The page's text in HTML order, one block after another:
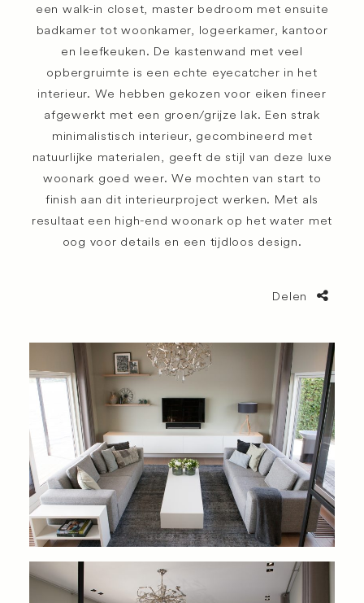
een walk-in closet, master bedroom met ensuite
badkamer tot woonkamer, logeerkamer, kantoor
en leefkeuken. De kastenwand met veel
opbergruimte is een echte eyecatcher in het
interieur. We hebben gekozen voor eiken fineer
afgewerkt met een groen/grijze lak. Een strak
minimalistisch interieur, gecombineerd met
natuurlijke materialen, geeft de stijl van deze luxe
woonark goed weer. We mochten van start to
finish aan dit interieurproject werken. Met als
resultaat een high-end woonark op het water met
oog voor details en een tijdloos design.
Delen